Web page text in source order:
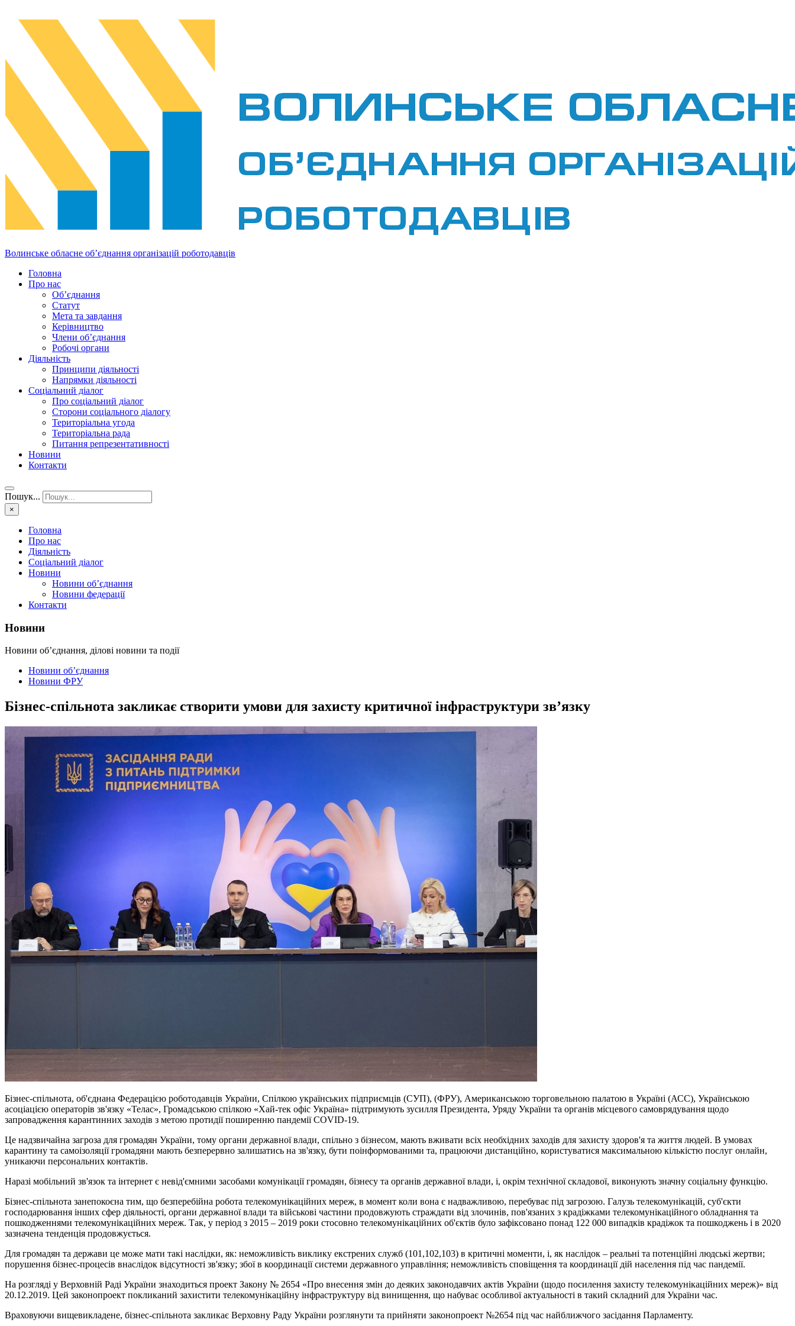
Волинське обласне об’єднання організацій роботодавців
Головна
Про нас
Об’єднання
Статут
Мета та завдання
Керівництво
Члени об’єднання
Робочі органи
Діяльність
Принципи діяльності
Напрямки діяльності
Соціальний діалог
Про соціальний діалог
Сторони соціального діалогу
Територіальна угода
Територіальна рада
Питання репрезентативності
Новини
Контакти
Пошук...
×
Головна
Про нас
Діяльність
Соціальний діалог
Новини
Новини об’єднання
Новини федерації
Контакти
Новини
Новини об’єднання, ділові новини та події
Новини об’єднання
Новини ФРУ
Бізнес-спільнота закликає створити умови для захисту критичної інфраструктури зв’язку
Бізнес-спільнота, об'єднана Федерацією роботодавців України, Спілкою українських підприємців (СУП), (ФРУ), Американською торговельною палатою в Україні (АСС), Українською
асоціацією операторів зв'язку «Телас», Громадською спілкою «Хай-тек офіс Україна» підтримують зусилля Президента, Уряду України та органів місцевого самоврядування щодо
запровадження карантинних заходів з метою протидії поширенню пандемії COVID-19.
Це надзвичайна загроза для громадян України, тому органи державної влади, спільно з бізнесом, мають вживати всіх необхідних заходів для захисту здоров'я та життя людей. В умовах
карантину та самоізоляції громадяни мають безперервно залишатись на зв'язку, бути поінформованими та, працюючи дистанційно, користуватися максимальною кількістю послуг онлайн,
уникаючи персональних контактів.
Наразі мобільний зв'язок та інтернет є невід'ємними засобами комунікації громадян, бізнесу та органів державної влади, і, окрім технічної складової, виконують значну соціальну функцію.
Бізнес-спільнота занепокоєна тим, що безперебійна робота телекомунікаційних мереж, в момент коли вона є надважливою, перебуває під загрозою. Галузь телекомунікацій, суб'єкти
господарювання інших сфер діяльності, органи державної влади та військові частини продовжують страждати від злочинів, пов'язаних з крадіжками телекомунікаційного обладнання та
пошкодженнями телекомунікаційних мереж. Так, у період з 2015 – 2019 роки стосовно телекомунікаційних об'єктів було зафіксовано понад 122 000 випадків крадіжок та пошкоджень і в 2020
зазначена тенденція продовжується.
Для громадян та держави це може мати такі наслідки, як: неможливість виклику екстрених служб (101,102,103) в критичні моменти, і, як наслідок – реальні та потенційні людські жертви;
порушення бізнес-процесів внаслідок відсутності зв'язку; збої в координації системи державного управління; неможливість сповіщення та координації дій населення під час пандемії.
На розгляді у Верховній Раді України знаходиться проект Закону № 2654 «Про внесення змін до деяких законодавчих актів України (щодо посилення захисту телекомунікаційних мереж)» від
20.12.2019. Цей законопроект покликаний захистити телекомунікаційну інфраструктуру від винищення, що набуває особливої актуальності в такий складний для України час.
Враховуючи вищевикладене, бізнес-спільнота закликає Верховну Раду України розглянути та прийняти законопроект №2654 під час найближчого засідання Парламенту.